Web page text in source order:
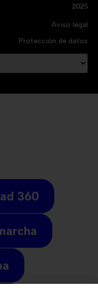
2025
Aviso legal
Protección de datos
360